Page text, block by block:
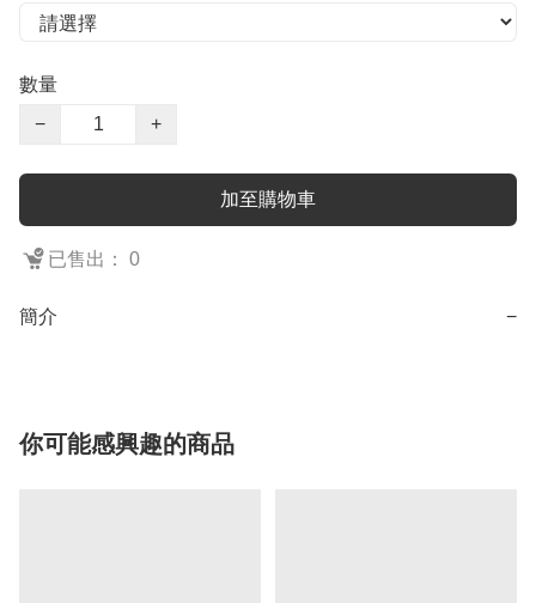
數量
−
+
加至購物車
已售出： 0
簡介 −
你可能感興趣的商品